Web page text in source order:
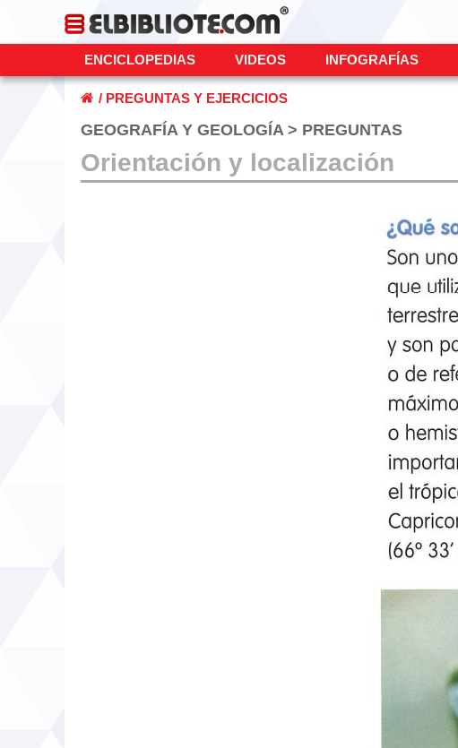
ENCICLOPEDIAS VIDEOS INFOGRAFÍAS
/ PREGUNTAS Y EJERCICIOS
GEOGRAFÍA Y GEOLOGÍA > PREGUNTAS
Orientación y localización